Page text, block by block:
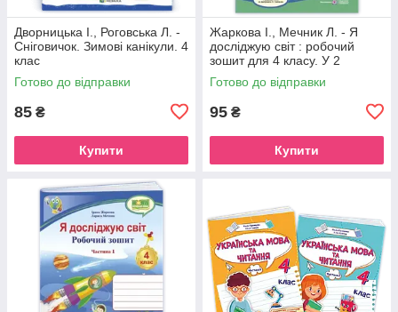
Дворницька І., Роговська Л. -
Сніговичок. Зимові канікули. 4
клас
Готово до відправки
85 ₴
Купити
Жаркова І., Мечник Л. - Я
досліджую світ : робочий
зошит для 4 класу. У 2
частинах, Частина 2. (до
підручника І. Жаркової )
Готово до відправки
95 ₴
Купити